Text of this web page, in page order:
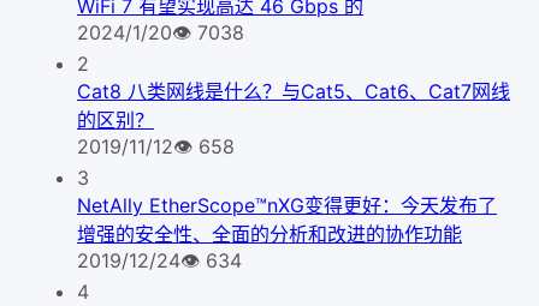
WiFi 7 有望实现高达 46 Gbps 的
2024/1/20👁 7038
2
Cat8 八类网线是什么？与Cat5、Cat6、Cat7网线
的区别？
2019/11/12👁 658
3
NetAlly EtherScope™nXG变得更好：今天发布了
增强的安全性、全面的分析和改进的协作功能
2019/12/24👁 634
4